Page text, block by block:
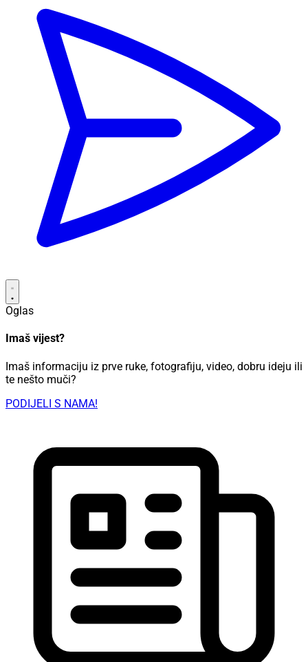
Oglas
Imaš vijest?
Imaš informaciju iz prve ruke, fotografiju, video, dobru ideju ili
te nešto muči?
PODIJELI S NAMA!